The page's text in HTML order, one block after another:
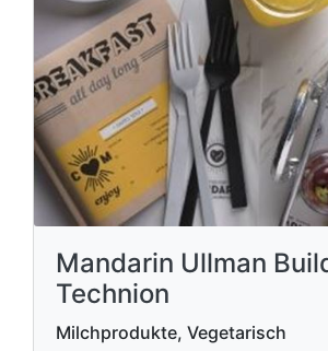
Mandarin Ullman
Technion
Milchprodukte, Vegetarisch